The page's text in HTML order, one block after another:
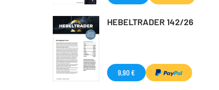
HEBELTRADER 142/26
9,90 €